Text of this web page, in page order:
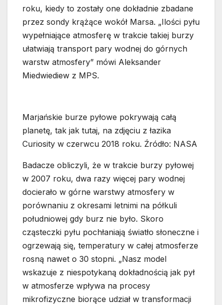
roku, kiedy to zostały one dokładnie zbadane
przez sondy krążące wokół Marsa. „Ilości pyłu
wypełniające atmosferę w trakcie takiej burzy
ułatwiają transport pary wodnej do górnych
warstw atmosfery” mówi Aleksander
Miedwiediew z MPS.
Marjańskie burze pyłowe pokrywają całą
planetę, tak jak tutaj, na zdjęciu z łazika
Curiosity w czerwcu 2018 roku. Źródło: NASA
Badacze obliczyli, że w trakcie burzy pyłowej
w 2007 roku, dwa razy więcej pary wodnej
docierało w górne warstwy atmosfery w
porównaniu z okresami letnimi na półkuli
południowej gdy burz nie było. Skoro
cząsteczki pyłu pochłaniają światło słoneczne i
ogrzewają się, temperatury w całej atmosferze
rosną nawet o 30 stopni. „Nasz model
wskazuje z niespotykaną dokładnością jak pył
w atmosferze wpływa na procesy
mikrofizyczne biorące udział w transformacji